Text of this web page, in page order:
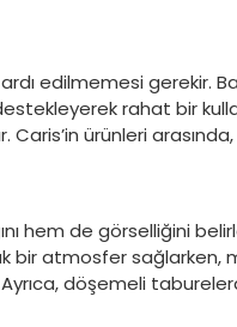
edilmemesi gerekir.
rahat bir
ürünleri
hem de görselliğini
bir atmosfer
döşemeli